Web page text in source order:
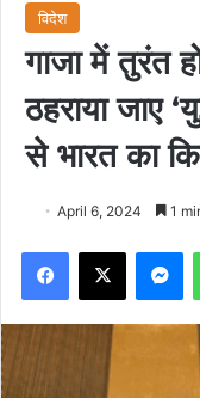
विदेश
गाजा में तुरंत
ठहराया जाए
से भारत का
April 6, 2024 1
Facebook
X